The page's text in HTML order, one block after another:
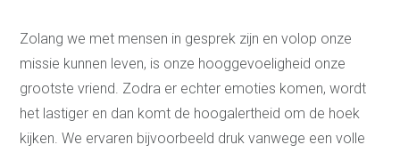
Zolang we met mensen in gesprek zijn en volop onze
missie kunnen leven, is onze hooggevoeligheid onze
grootste vriend. Zodra er echter emoties komen, wordt
het lastiger en dan komt de hoogalertheid om de hoek
kijken. We ervaren bijvoorbeeld druk vanwege een volle